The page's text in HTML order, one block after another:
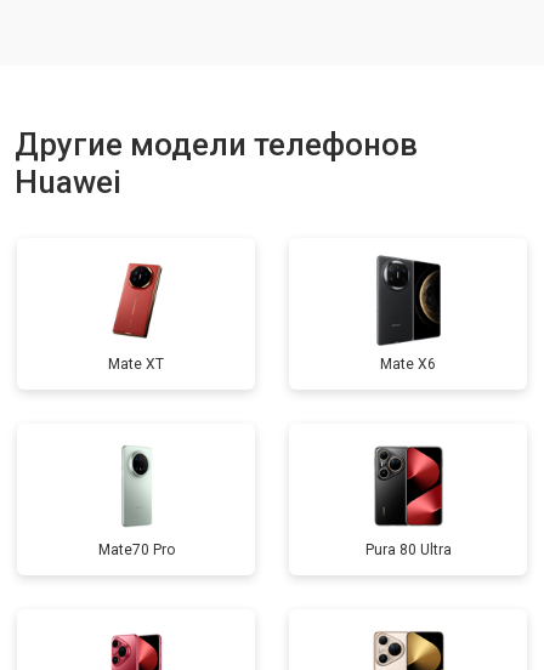
Другие модели телефонов
Huawei
Mate XT Mate X6
Mate70 Pro Pura 80 Ultra